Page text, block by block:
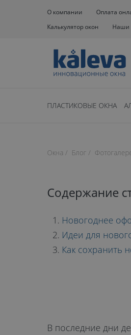
О компании Оплата
Калькулятор окон
Наши
ПЛАСТИКОВЫЕ ОКНА
время чтения: 43
ИДЕИ
Окна Блог
Содержание
Новогоднее
Идеи для
Как сохранить
В последние дни